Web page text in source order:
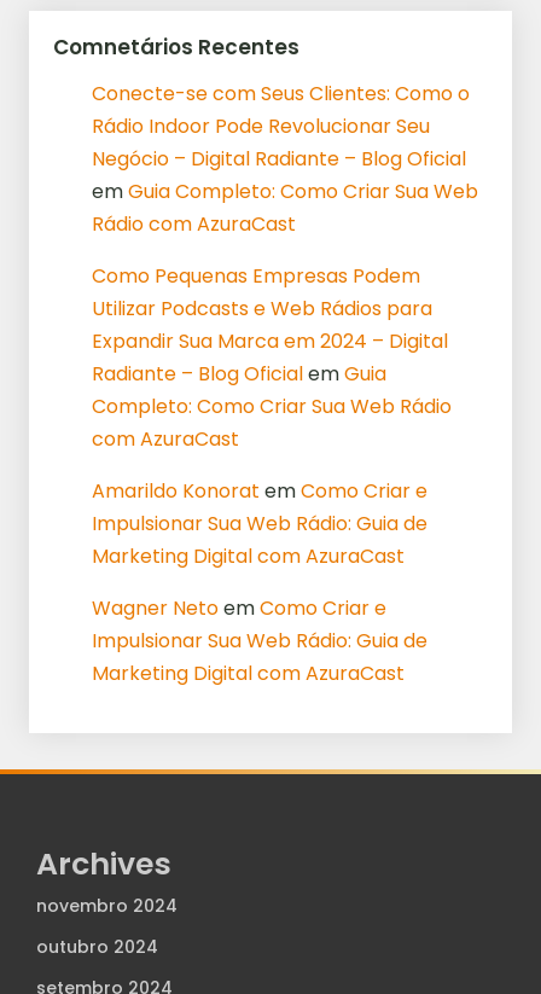
Comnetários Recentes
Conecte-se com Seus Clientes: Como o
Rádio Indoor Pode Revolucionar Seu
Negócio – Digital Radiante – Blog Oficial
emGuia Completo: Como Criar Sua Web
Rádio com AzuraCast
Como Pequenas Empresas Podem
Utilizar Podcasts e Web Rádios para
Expandir Sua Marca em 2024 – Digital
Radiante – Blog OficialemGuia
Completo: Como Criar Sua Web Rádio
com AzuraCast
Amarildo Konorat emComo Criar e
Impulsionar Sua Web Rádio: Guia de
Marketing Digital com AzuraCast
Wagner NetoemComo Criar e
Impulsionar Sua Web Rádio: Guia de
Marketing Digital com AzuraCast
Archives
novembro 2024
outubro 2024
setembro 2024